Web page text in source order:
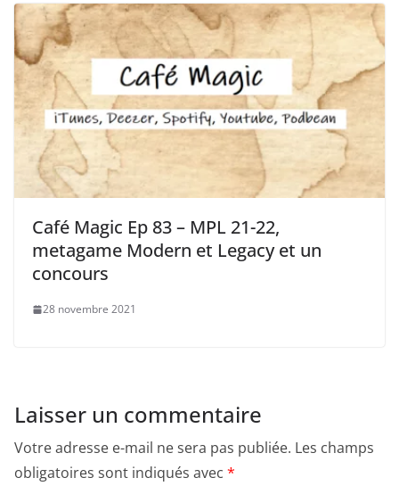
Café Magic Ep 83 – MPL 21-22,
metagame Modern et Legacy et un
concours
28 novembre 2021
Laisser un commentaire
Votre adresse e-mail ne sera pas publiée. Les champs
obligatoires sont indiqués avec *